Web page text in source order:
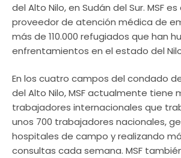
del Alto Nilo, en Sudán del Sur. MSF
proveedor de atención médica de
más de 110.000 refugiados que han
enfrentamientos en el estado del
En los cuatro campos del condado
del Alto Nilo, MSF actualmente tiene
trabajadores internacionales que
unos 700 trabajadores nacionales,
hospitales de campo y realizando
consultas cada semana. MSF